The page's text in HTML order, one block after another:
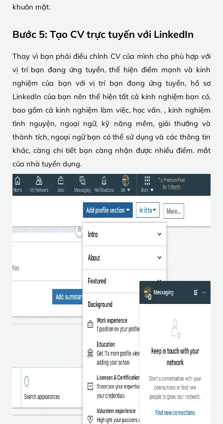
khuôn mặt.
Bước 5: Tạo CV trực tuyến với LinkedIn
Thay vì bạn phải điều chỉnh CV của mình cho phù hợp với
vị trí bạn đang ứng tuyển, thể hiện điểm mạnh và kinh
nghiệm của bạn với vị trí bạn đang ứng tuyển, hồ sơ
LinkedIn của bạn nên thể hiện tất cả kinh nghiệm bạn có,
bao gồm cả kinh nghiệm làm việc, học vấn. , kinh nghiệm
tình nguyện, ngoại ngữ, kỹ năng mềm, giải thưởng và
thành tích, ngoại ngữ bạn có thể sử dụng và các thông tin
khác, càng chi tiết bạn càng nhận được nhiều điểm. mắt
của nhà tuyển dụng.